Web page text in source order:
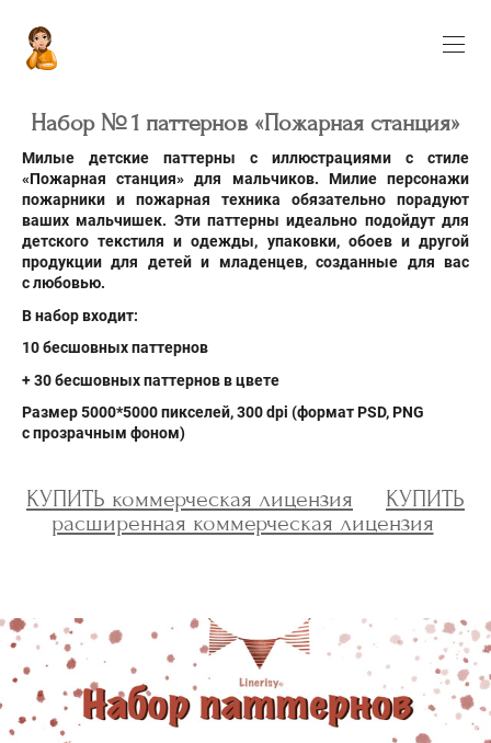
Набор № 1 паттернов «Пожарная станция»
Милые детские паттерны с иллюстрациями с стиле
«Пожарная станция» для мальчиков. Милие персонажи
пожарники и пожарная техника обязательно порадуют
ваших мальчишек. Эти паттерны идеально подойдут для
детского текстиля и одежды, упаковки, обоев и другой
продукции для детей и младенцев, созданные для вас
с любовью.
В набор входит:
10 бесшовных паттернов
+ 30 бесшовных паттернов в цвете
Размер 5000*5000 пикселей, 300 dpi (формат PSD, PNG
с прозрачным фоном)
КУПИТЬ коммерческая лицензия
КУПИТЬ
расширенная коммерческая лицензия